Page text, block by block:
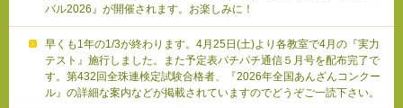
バル2026』が開催されます。お楽しみに！
早くも1年の1/3が終わります。4月25日(土)より各教室で4月の『実力
テスト』施行しました。また予定表パチパチ通信５月号を配布完了で
す。第432回全珠連検定試験合格者、『2026年全国あんざんコンクー
ル』の詳細な案内などが掲載されていますのでどうぞご一読下さい。